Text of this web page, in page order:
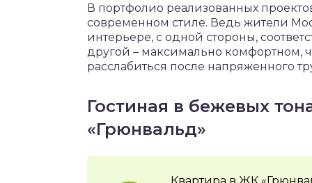
В портфолио реализованных
современном стиле. Ведь жители
интерьере, с одной стороны,
другой – максимально комфортном,
расслабиться после напряженного
Гостиная в бежевых
«Грюнвальд»
Квартира в ЖК